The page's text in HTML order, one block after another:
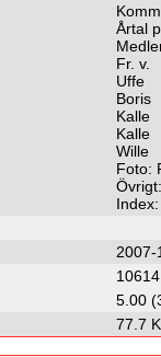
Årtal
Fr. v.
Uffe
Boris
Kalle
Kalle
Wille
Foto:
Övrigt:
2007-
10614
5.00
77.7